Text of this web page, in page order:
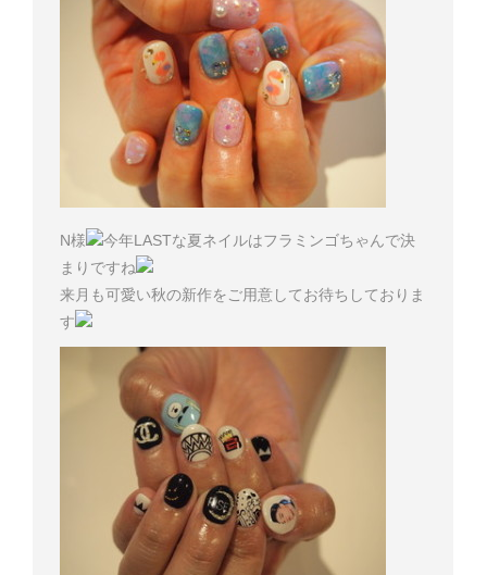
N様
今年LASTな夏ネイルはフラミンゴちゃんで決
まりですね
来月も可愛い秋の新作をご用意してお待ちしておりま
す